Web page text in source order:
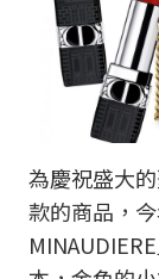
為慶祝盛大
款的商品，